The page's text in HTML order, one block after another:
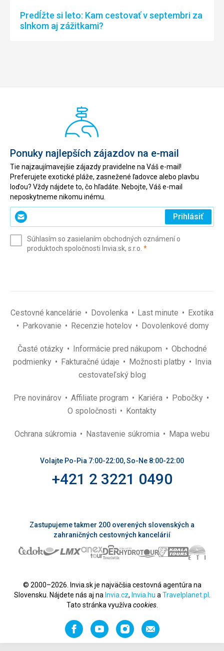
Predĺžte si leto: Kam cestovať v septembri za
slnkom aj zážitkami?
Ponuky najlepších zájazdov na e-mail
Tie najzaujímavejšie zájazdy pravidelne na Váš e-mail!
Preferujete exotické pláže, zasnežené ľadovce alebo plavbu
loďou? Vždy nájdete to, čo hľadáte. Nebojte, Váš e-mail
neposkytneme nikomu inému.
Zadajte
svoj
(povinné)
Prihlásiť
Súhlasím so zasielaním obchodných oznámení o
produktoch spoločnosti Invia.sk, s.r.o. *(povinné)
Cestovné kancelárie Dovolenka Last minute
Exotika
Parkovanie
Recenzie hotelov Dovolenkové domy
Časté otázky Informácie pred nákupom
Obchodné
podmienky
Fakturačné údaje Možnosti platby
Invia
cestovateľský blog
Pre novinárov Affiliate program Kariéra
Pobočky
O spoločnosti
Kontakty
Ochrana súkromia Nastavenie súkromia Mapa webu
Volajte Po-Pia 7:00-22:00, So-Ne 8:00-22:00
+421 2 3221 0490
Zastupujeme takmer 200 overených slovenských a
zahraničných cestovných kancelárií
© 2000–2026. Invia.sk je najväčšia cestovná agentúra na
Slovensku. Nájdete nás aj na Invia.cz, Invia.hu a Travelplanet.pl
Tato stránka využíva cookies.
FacebookYouTubeInstagramOdporučiť